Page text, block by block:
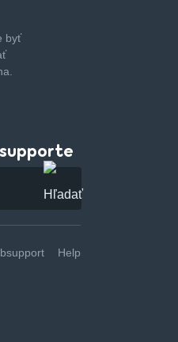
byť
Help